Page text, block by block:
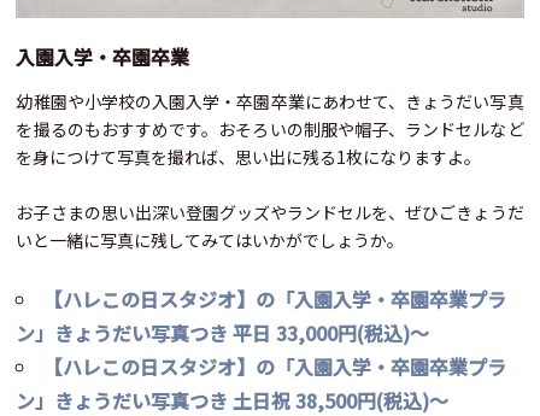
入園入学・卒園卒業
幼稚園や小学校の入園入学・卒園卒業にあわせて、きょうだい写真
を撮るのもおすすめです。おそろいの制服や帽子、ランドセルなど
を身につけて写真を撮れば、思い出に残る1枚になりますよ。
お子さまの思い出深い登園グッズやランドセルを、ぜひごきょうだ
いと一緒に写真に残してみてはいかがでしょうか。
【ハレこの日スタジオ】の「入園入学・卒園卒業プラ
ン」きょうだい写真つき 平日 33,000円(税込)～
【ハレこの日スタジオ】の「入園入学・卒園卒業プラ
ン」きょうだい写真つき 土日祝 38,500円(税込)～